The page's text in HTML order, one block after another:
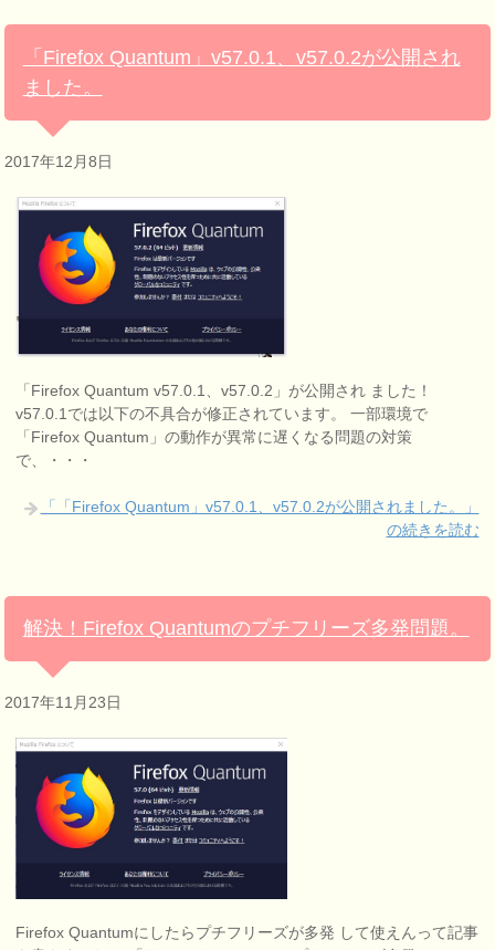
「Firefox Quantum」v57.0.1、v57.0.2が公開され
ました。
2017年12月8日
「Firefox Quantum v57.0.1、v57.0.2」が公開され ました！
v57.0.1では以下の不具合が修正されています。 一部環境で
「Firefox Quantum」の動作が異常に遅くなる問題の対策
で、・・・
「「Firefox Quantum」v57.0.1、v57.0.2が公開されました。」
の続きを読む
解決！Firefox Quantumのプチフリーズ多発問題。
2017年11月23日
Firefox Quantumにしたらプチフリーズが多発 して使えんって記事